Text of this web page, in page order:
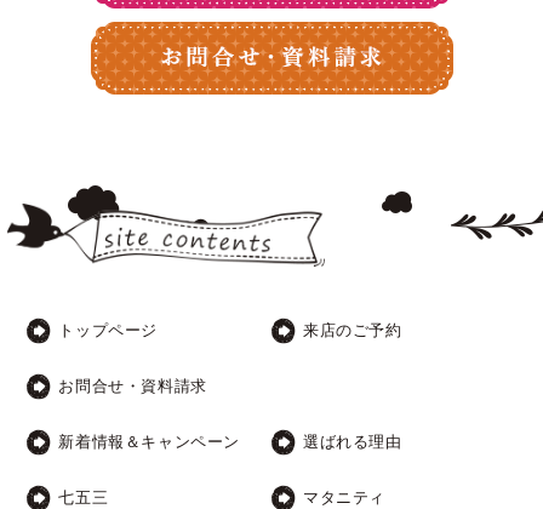
トップページ 来店のご予約
お問合せ・資料請求
新着情報＆キャンペーン 選ばれる理由
七五三 マタニティ